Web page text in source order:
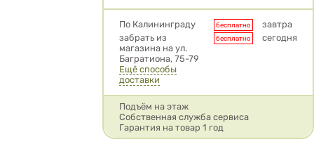
Условия доставки
По Калининграду бесплатно
завтра
забрать из
магазина на ул.
Багратиона, 75-79
бесплатно сегодня
Ещё способы
доставки
Подъём на этаж
Собственная служба сервиса
Гарантия на товар 1 год